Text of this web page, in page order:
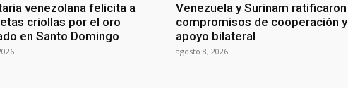
venezolana felicita a
criollas por el oro
en Santo Domingo
Venezuela y Surinam ratificaron
compromisos de cooperación y
apoyo bilateral
agosto 8, 2026